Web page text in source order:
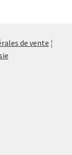
de vente ¦